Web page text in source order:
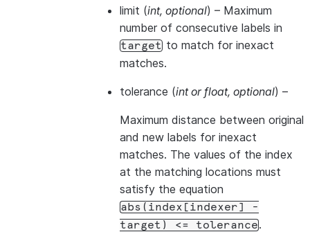
limit (int, optional) – Maximum
number of consecutive labels in
target to match for inexact
matches.
tolerance (intorfloat, optional) –
Maximum distance between original
and new labels for inexact
matches. The values of the index
at the matching locations must
satisfy the equation
abs(index[indexer]
-
target)
<= tolerance.